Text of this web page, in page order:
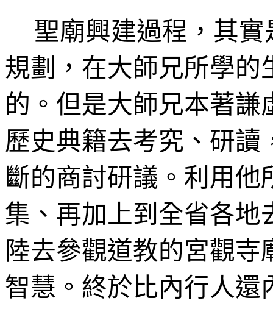
聖廟興建過程，其
規劃，在大師兄所學的
的。但是大師兄本著
歷史典籍去考究、研讀
斷的商討研議。利用
集、再加上到全省各地
陸去參觀道教的宮觀
智慧。終於比內行人還